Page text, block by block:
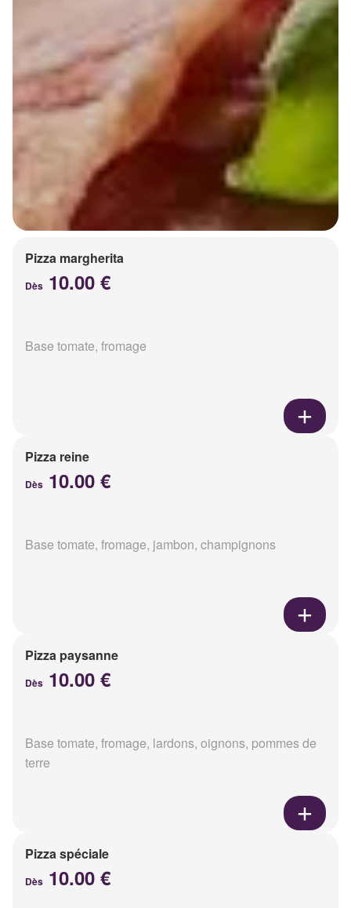
Pizza margherita
Dès 10.00 €
Base tomate, fromage
Pizza reine
Dès 10.00 €
Base tomate, fromage, jambon, champignons
Pizza paysanne
Dès 10.00 €
Base tomate, fromage, lardons, oignons, pommes de
terre
Pizza spéciale
Dès 10.00 €